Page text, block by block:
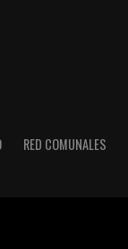
RED COMUNALES